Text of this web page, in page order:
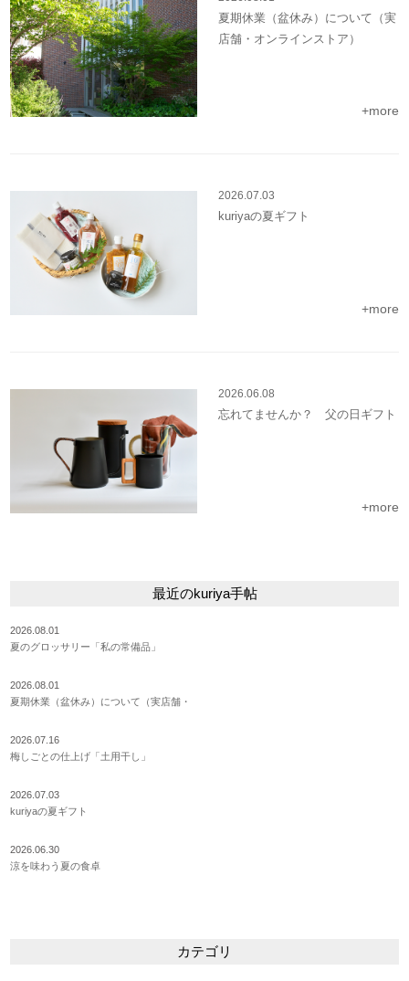
夏期休業（盆休み）について（実
店舗・オンラインストア）
+more
2026.07.03
kuriyaの夏ギフト
+more
2026.06.08
忘れてませんか？ 父の日ギフト
+more
最近のkuriya手帖
2026.08.01
夏のグロッサリー「私の常備品」
2026.08.01
夏期休業（盆休み）について（実店舗・
2026.07.16
梅しごとの仕上げ「土用干し」
2026.07.03
kuriyaの夏ギフト
2026.06.30
涼を味わう夏の食卓
カテゴリ